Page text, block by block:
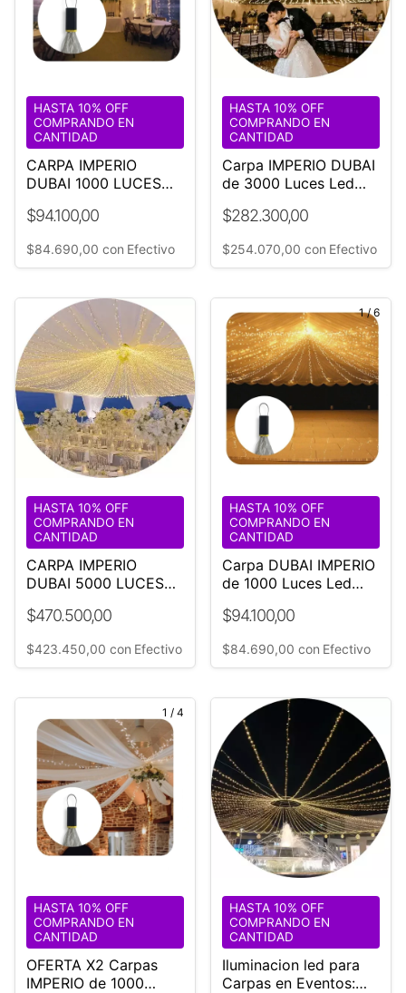
CARPA IMPERIO
DUBAI 1000 LUCES
DIÁMETRO
$94.100,00
HASTA 10% OFF
COMPRANDO EN
CANTIDAD
$84.690,00 con Efectivo
Carpa IMPERIO DUBAI
de 3000 Luces Led
¡Original!
$282.300,00
HASTA 10% OFF
COMPRANDO EN
CANTIDAD
$254.070,00 con Efectivo
CARPA IMPERIO
DUBAI 5000 LUCES
DIÁMETRO
$470.500,00
HASTA 10% OFF
COMPRANDO EN
CANTIDAD
$423.450,00 con Efectivo
1/6
Carpa DUBAI IMPERIO
de 1000 Luces Led
$94.100,00
HASTA 10% OFF
COMPRANDO EN
CANTIDAD
$84.690,00 con Efectivo
1 / 4
OFERTA X2 Carpas
IMPERIO de 1000
HASTA 10% OFF
COMPRANDO EN
CANTIDAD
Iluminacion led para
Carpas en Eventos:
HASTA 10% OFF
COMPRANDO EN
CANTIDAD